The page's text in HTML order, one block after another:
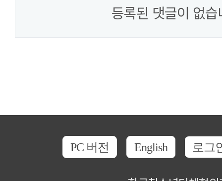
등록된 댓글이 없습
PC 버전 English 로그